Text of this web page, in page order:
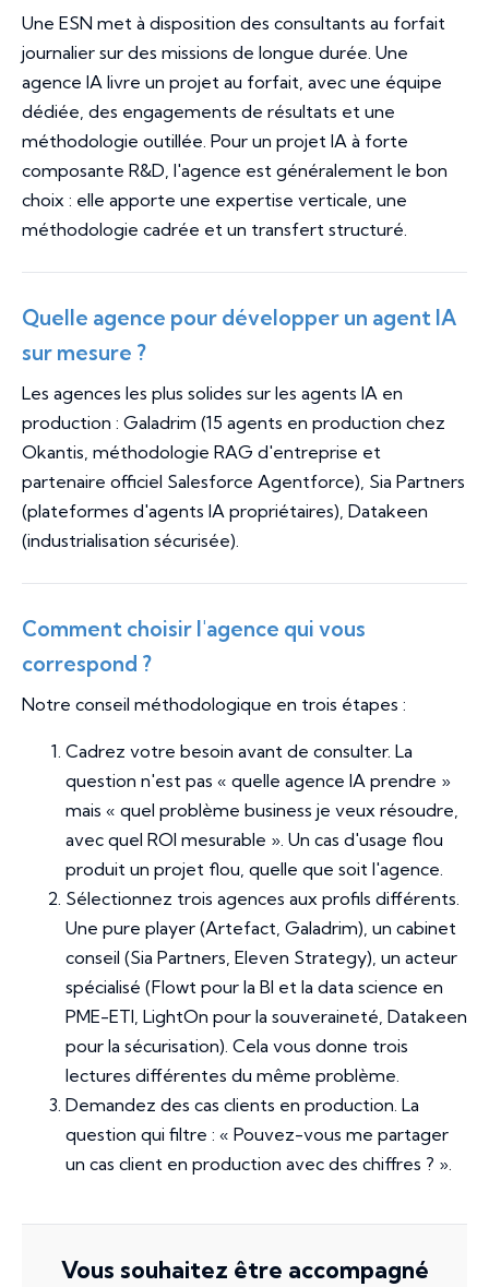
Une ESN met à disposition des consultants au forfait
journalier sur des missions de longue durée. Une
agence IA livre un projet au forfait, avec une équipe
dédiée, des engagements de résultats et une
méthodologie outillée. Pour un projet IA à forte
composante R&D, l'agence est généralement le bon
choix : elle apporte une expertise verticale, une
méthodologie cadrée et un transfert structuré.
Quelle agence pour développer un agent IA
sur mesure ?
Les agences les plus solides sur les agents IA en
production : Galadrim (15 agents en production chez
Okantis, méthodologie RAG d'entreprise et
partenaire officiel Salesforce Agentforce), Sia Partners
(plateformes d'agents IA propriétaires), Datakeen
(industrialisation sécurisée).
Comment choisir l'agence qui vous
correspond ?
Notre conseil méthodologique en trois étapes :
Cadrez votre besoin avant de consulter. La
question n'est pas « quelle agence IA prendre »
mais « quel problème business je veux résoudre,
avec quel ROI mesurable ». Un cas d'usage flou
produit un projet flou, quelle que soit l'agence.
Sélectionnez trois agences aux profils différents.
Une pure player (Artefact, Galadrim), un cabinet
conseil (Sia Partners, Eleven Strategy), un acteur
spécialisé (Flowt pour la BI et la data science en
PME-ETI, LightOn pour la souveraineté, Datakeen
pour la sécurisation). Cela vous donne trois
lectures différentes du même problème.
Demandez des cas clients en production. La
question qui filtre : « Pouvez-vous me partager
un cas client en production avec des chiffres ? ».
Vous souhaitez être accompagné